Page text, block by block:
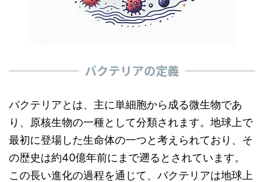
バクテリアの定義
バクテリアとは、主に単細胞から成る微生物であ
り、原核生物の一種として分類されます。地球上で
最初に登場した生命体の一つと考えられており、そ
の歴史は約40億年前にまで遡るとされています。
この長い進化の過程を通じて、バクテリアは地球上